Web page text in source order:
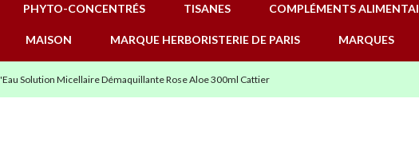
PHYTO-CONCENTRÉS TISANES COMPLÉMENTS
MAISON MARQUE HERBORISTERIE DE PARIS MARQUES
Solution Micellaire Démaquillante Rose Aloe 300ml Cattier